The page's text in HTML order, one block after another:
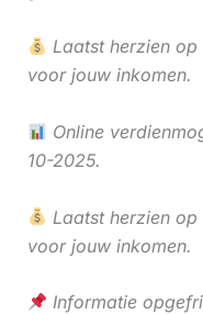
Laatst herzien
voor jouw inkomen.
Online
10-2025.
Laatst herzien
voor jouw inkomen.
Informatie